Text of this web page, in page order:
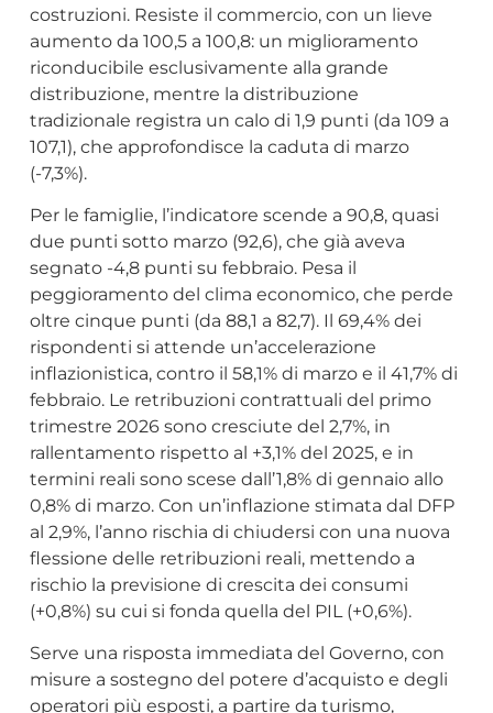
costruzioni. Resiste il commercio, con un lieve
aumento da 100,5 a 100,8: un miglioramento
riconducibile esclusivamente alla grande
distribuzione, mentre la distribuzione
tradizionale registra un calo di 1,9 punti (da 109 a
107,1), che approfondisce la caduta di marzo
(-7,3%).
Per le famiglie, l’indicatore scende a 90,8, quasi
due punti sotto marzo (92,6), che già aveva
segnato -4,8 punti su febbraio. Pesa il
peggioramento del clima economico, che perde
oltre cinque punti (da 88,1 a 82,7). Il 69,4% dei
rispondenti si attende un’accelerazione
inflazionistica, contro il 58,1% di marzo e il 41,7% di
febbraio. Le retribuzioni contrattuali del primo
trimestre 2026 sono cresciute del 2,7%, in
rallentamento rispetto al +3,1% del 2025, e in
termini reali sono scese dall’1,8% di gennaio allo
0,8% di marzo. Con un’inflazione stimata dal DFP
al 2,9%, l’anno rischia di chiudersi con una nuova
flessione delle retribuzioni reali, mettendo a
rischio la previsione di crescita dei consumi
(+0,8%) su cui si fonda quella del PIL (+0,6%).
Serve una risposta immediata del Governo, con
misure a sostegno del potere d’acquisto e degli
operatori più esposti, a partire da turismo,